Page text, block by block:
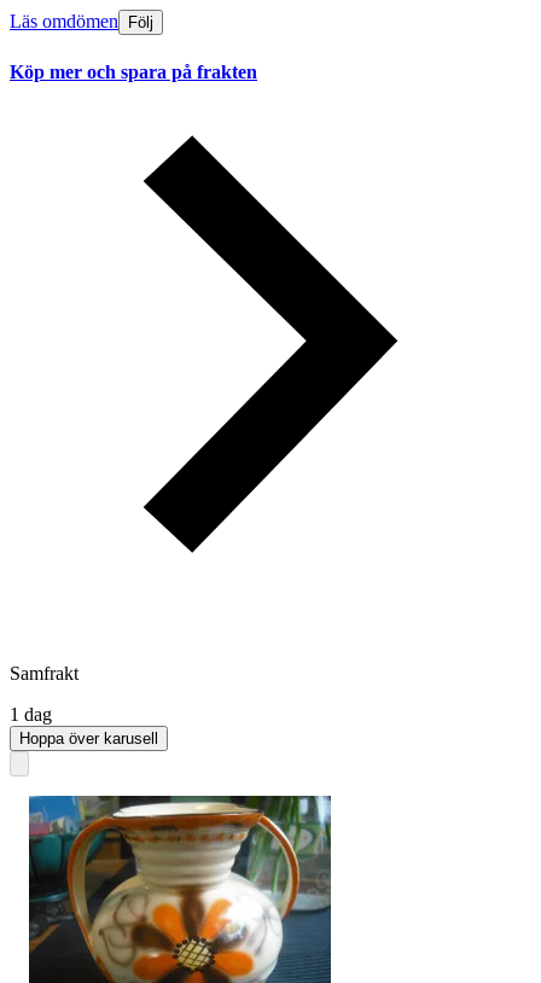
Läs omdömen Följ
Köp mer och spara på frakten
Samfrakt
1 dag
Hoppa över karusell